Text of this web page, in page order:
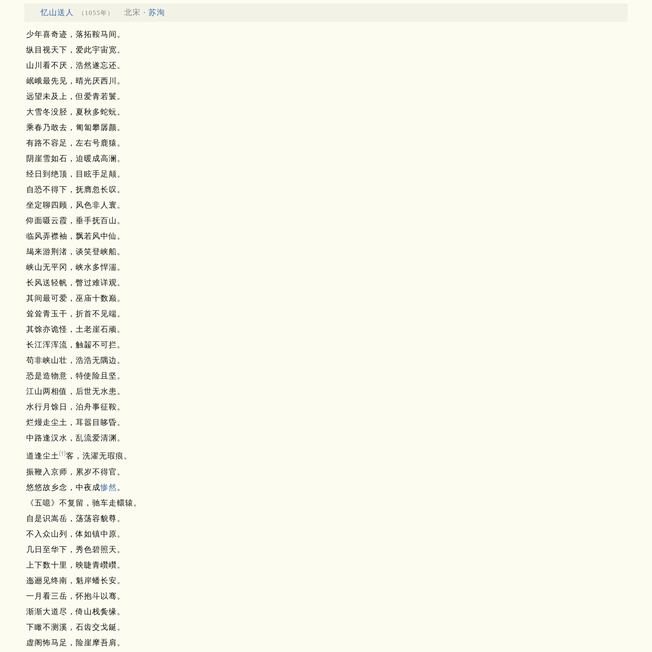
忆山送人 （1055年） 北宋 · 苏洵
少年喜奇迹，落拓鞍马间。
纵目视天下，爱此宇宙宽。
山川看不厌，浩然遂忘还。
岷峨最先见，晴光厌西川。
远望未及上，但爱青若鬟。
大雪冬没胫，夏秋多蛇蚖。
乘春乃敢去，匍匐攀孱颜。
有路不容足，左右号鹿猿。
阴崖雪如石，迫暖成高澜。
经日到绝顶，目眩手足颠。
自恐不得下，抚膺忽长叹。
坐定聊四顾，风色非人寰。
仰面嗫云霞，垂手抚百山。
临风弄襟袖，飘若风中仙。
朅来游荆渚，谈笑登峡船。
峡山无平冈，峡水多悍湍。
长风送轻帆，瞥过难详观。
其间最可爱，巫庙十数巅。
耸耸青玉干，折首不见端。
其馀亦诡怪，土老崖石顽。
长江浑浑流，触齧不可拦。
苟非峡山壮，浩浩无隅边。
恐是造物意，特使险且坚。
江山两相值，后世无水患。
水行月馀日，泊舟事征鞍。
烂熳走尘土，耳嚣目眵昏。
中路逢汉水，乱流爱清渊。
道逢尘土⑴客，洗濯无瑕痕。
振鞭入京师，累岁不得官。
悠悠故乡念，中夜成惨然 。
《五噫》不复留，驰车走轘辕。
自是识嵩岳，荡荡容貌尊。
不入众山列，体如镇中原。
几日至华下，秀色碧照天。
上下数十里，映睫青巑巑。
迤逦见终南，魁岸蟠长安。
一月看三岳，怀抱斗以骞。
渐渐大道尽，倚山栈夤缘。
下瞰不测溪，石齿交戈鋋。
虚阁怖马足，险崖摩吾肩。